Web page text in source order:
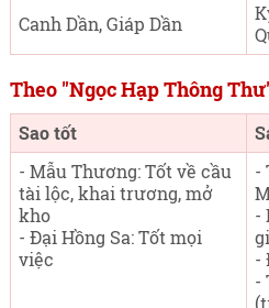
Canh Dần, Giáp Dần
Theo "Ngọc Hạp Thông
Sao tốt
- Mẫu Thương: Tốt về cầu
tài lộc, khai trương, mở
kho
- Đại Hồng Sa: Tốt mọi
việc
-
-
-
-